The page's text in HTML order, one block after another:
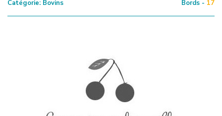
Catégorie: Bovins Bords - 17